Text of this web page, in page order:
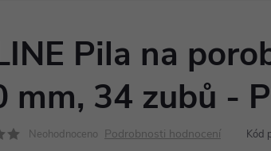
Pila na
mm, 34 zubů -
Neohodnoceno Podrobnosti hodnocení Kód